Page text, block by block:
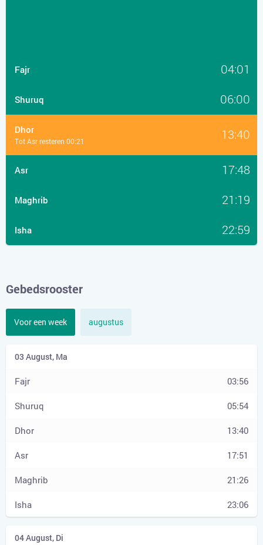
Fajr 04:01
Shuruq 06:00
Dhor 13:40
Tot Asr resteren 00:21
Asr 17:48
Maghrib 21:19
Isha 22:59
Gebedsrooster
Voor een week augustus
03:56
05:54
13:40
17:51
21:26
23:06